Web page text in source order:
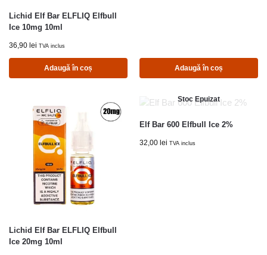
Lichid Elf Bar ELFLIQ Elfbull
Ice 10mg 10ml
36,90 lei TVA inclus
Adaugă în coș Adaugă în coș
Lichid Elf Bar ELFLIQ Elfbull
Ice 20mg 10ml
Stoc Epuizat
Elf Bar 600 Elfbull Ice 2%
32,00 lei TVA inclus